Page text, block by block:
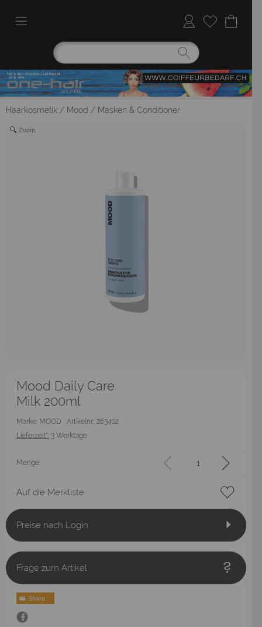
Haarkosmetik / Mood / Masken & Conditioner
Zoom
Mood Daily Care
Milk 200ml
Marke: MOOD Artikelnr.: 263402
Lieferzeit*: 3 Werktage
Menge:
Auf die Merkliste
Preise nach Login
Frage zum Artikel